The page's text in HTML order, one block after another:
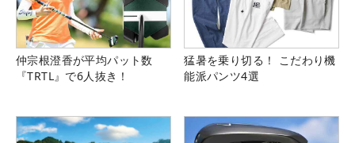
仲宗根澄香が平均パット数
『TRTL』で6人抜き！
猛暑を乗り切る！ こだわり機
能派パンツ4選